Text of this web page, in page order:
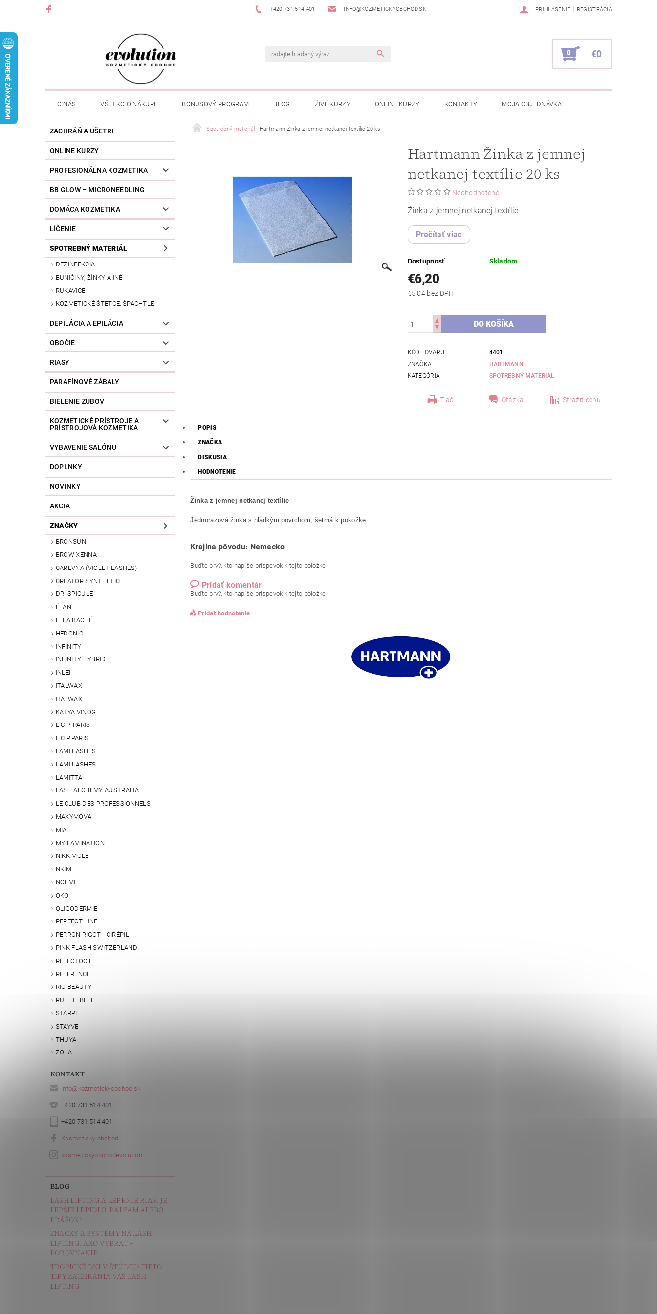
+420 731 514 401 INFO@KOZMETICKYOBCHOD.SK PRIHLÁSENIE | REGISTRÁCIA
0 €0
O NÁS VŠETKO O NÁKUPE BONUSOVÝ PROGRAM BLOG ŽIVÉ KURZY ONLINE KURZY KONTAKTY MOJA OBJEDNÁVKA
ZACHRÁŇ A UŠETRI
ONLINE KURZY
PROFESIONÁLNA KOZMETIKA
BB GLOW – MICRONEEDLING
DOMÁCA KOZMETIKA
LÍČENIE
SPOTREBNÝ MATERIÁL
DEZINFEKCIA
BUNIČINY, ŽÍNKY A INÉ
RUKAVICE
KOZMETICKÉ ŠTETCE, ŠPACHTLE
DEPILÁCIA A EPILÁCIA
OBOČIE
RIASY
PARAFÍNOVÉ ZÁBALY
BIELENIE ZUBOV
KOZMETICKÉ PRÍSTROJE A
PRÍSTROJOVÁ KOZMETIKA
VYBAVENIE SALÓNU
DOPLNKY
NOVINKY
AKCIA
ZNAČKY
BRONSUN
BROW XENNA
CAREVNA (VIOLET LASHES)
CREATOR SYNTHETIC
DR. SPICULE
ÉLAN
ELLA BACHÉ
HEDONIC
INFINITY
INFINITY HYBRID
INLEI
ITALWAX
ITALWAX
KATYA VINOG
L.C.P. PARIS
L.C.P.PARIS
LAMI LASHES
LAMI LASHES
LAMITTA
LASH ALCHEMY AUSTRALIA
LE CLUB DES PROFESSIONNELS
MAXYMOVA
MIA
MY LAMINATION
NIKK MOLE
NKIM
NOEMI
OKO
OLIGODERMIE
PERFECT LINE
PERRON RIGOT - CIRÉPIL
PINK FLASH SWITZERLAND
REFECTOCIL
REFERENCE
RIO BEAUTY
RUTHIE BELLE
STARPIL
STAYVE
THUYA
ZOLA
KONTAKT
info@ kozmetickyobchod.sk
+420 731 514 401
+420 731 514 401
Kosmetický obchod
kosmetickyobchodevolution
BLOG
LASH LIFTING A LEPENIE RIAS: JE
LEPŠIE LEPIDLO, BALZAM ALEBO
PRÁŠOK?
ZNAČKY A SYSTÉMY NA LASH
LIFTING: AKO VYBRAŤ +
POROVNANIE
TROPICKÉ DNI V ŠTÚDIU? TIETO
TIPY ZACHRÁNIA VÁŠ LASH
LIFTING
Spotrebný materiál Hartmann Žinka z jemnej netkanej textílie 20 ks
Hartmann Žinka z jemnej
netkanej textílie 20 ks
Neohodnotené
Žinka z jemnej netkanej textílie
Prečítať viac
Dostupnosť Skladom
€6,20
€5,04 bez DPH
KÓD TOVARU
4401
ZNAČKA
HARTMANN
KATEGÓRIA
SPOTREBNÝ MATERIÁL
Tlač Otázka Strážiť cenu
POPIS
ZNAČKA
DISKUSIA
HODNOTENIE
Žinka z jemnej netkanej textílie
Jednorazová žinka s hladkým povrchom, šetrná k pokožke.
Krajina pôvodu: Nemecko
Buďte prvý, kto napíše príspevok k tejto položke.
Pridať komentár
Buďte prvý, kto napíše príspevok k tejto položke.
Pridať hodnotenie